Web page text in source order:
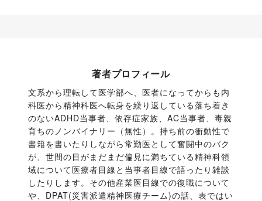
著者プロフィール
文系から理転して医学部へ、医者になってからも内
科医から精神科医へ転身を繰り返している落ち着き
のないADHD当事者、依存症家族、AC当事者、毒親
育ちのノンバイナリー（無性）。持ち前の衝動性で
書籍を書いたりしながら常勤医として奮闘中のバク
が、世間の目がまだまだ偏見に満ちている精神科領
域について医療者目線と当事者目線で語ったり雑談
したりします。その他産業医目線での復職について
や、DPAT(災害派遣精神医療チーム)の話、表ではい